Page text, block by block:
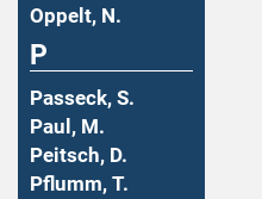
Oppelt, N.
P
Passeck, S.
Paul, M.
Peitsch, D.
Pflumm, T.